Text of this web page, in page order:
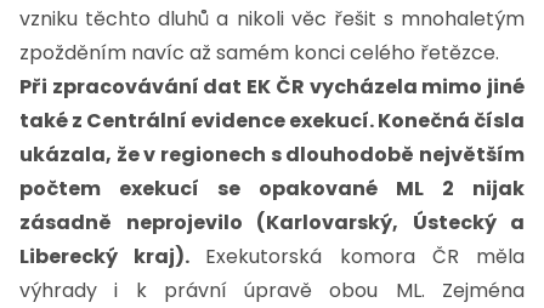
vzniku těchto dluhů a nikoli věc řešit s mnohaletým
zpožděním navíc až samém konci celého řetězce.
Při zpracovávání dat EK ČR vycházela mimo jiné
také z Centrální evidence exekucí. Konečná čísla
ukázala, že v regionech s dlouhodobě největším
počtem exekucí se opakované ML 2 nijak
zásadně neprojevilo (Karlovarský, Ústecký a
Liberecký kraj). Exekutorská komora ČR měla
výhrady i k právní úpravě obou ML. Zejména